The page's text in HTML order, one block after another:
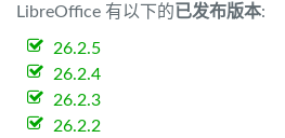
LibreOffice 有以下的已发布版本:
26.2.5
26.2.4
26.2.3
26.2.2